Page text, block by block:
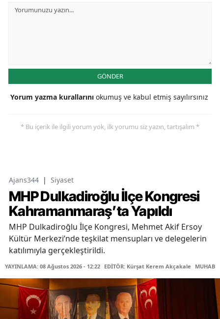
GÖNDER
Yorum yazma kurallarını okumuş ve kabul etmiş sayılırsınız
* Bu içerik ile ilgili yorum yok, ilk yorumu siz yazın, tartışalım *
Ajans344 | Siyaset
MHP Dulkadiroğlu İlçe Kongresi
Kahramanmaraş’ta Yapıldı
MHP Dulkadiroğlu İlçe Kongresi, Mehmet Akif Ersoy
Kültür Merkezi’nde teşkilat mensupları ve delegelerin
katılımıyla gerçekleştirildi.
YAYINLAMA: 08 Ağustos 2026 - 12:22 EDİTÖR: Kürşat Kerem Akçakale